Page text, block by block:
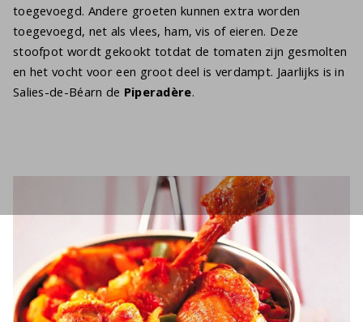
toegevoegd. Andere groeten kunnen extra worden
toegevoegd, net als vlees, ham, vis of eieren. Deze
stoofpot wordt gekookt totdat de tomaten zijn gesmolten
en het vocht voor een groot deel is verdampt. Jaarlijks is in
Salies-de-Béarn de Piperadère.